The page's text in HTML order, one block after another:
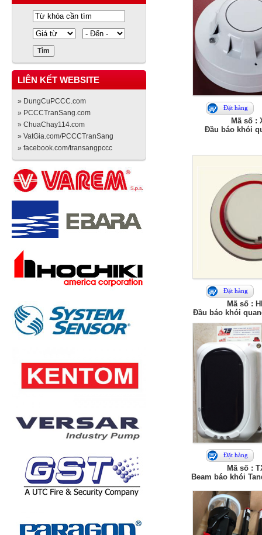
LIÊN KẾT WEBSITE
» DungCuPCCC.com
» PCCCTranSang.com
» ChuaChay114.com
» VatGia.com/PCCCTranSang
» facebook.com/transangpccc
Đặt hàng
Mã số :
Đầu báo khói
Đặt hàng
Mã số :
Đầu báo khói
Đặt hàng
Mã số :
Beam báo khói